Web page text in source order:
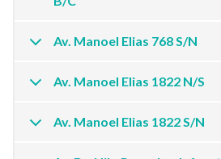
Av. Manoel Elias 768 S/N
Av. Manoel Elias 1822 N/S
Av. Manoel Elias 1822 S/N